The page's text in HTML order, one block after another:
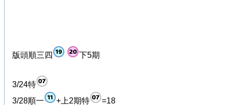
版頭順三四 下5期
3/24特
3/28順一
+上2期特
=18